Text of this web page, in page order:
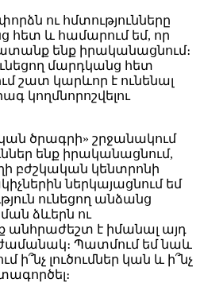
ու հմտությունները
հետ և համարում եմ, որ
ենք իրականացնում։
մարդկանց հետ
շատ կարևոր է ունենալ
կողմնորոշվելու
ծրագրի» շրջանակում
ենք իրականացնում,
բժշկական կենտրոնի
ներկայացնում եմ
ունեցող անձանց
ձևերն ու
անհրաժեշտ է իմանալ այդ
Պատմում եմ նաև
ի՞նչ լուծումներ կան և ի՞նչ